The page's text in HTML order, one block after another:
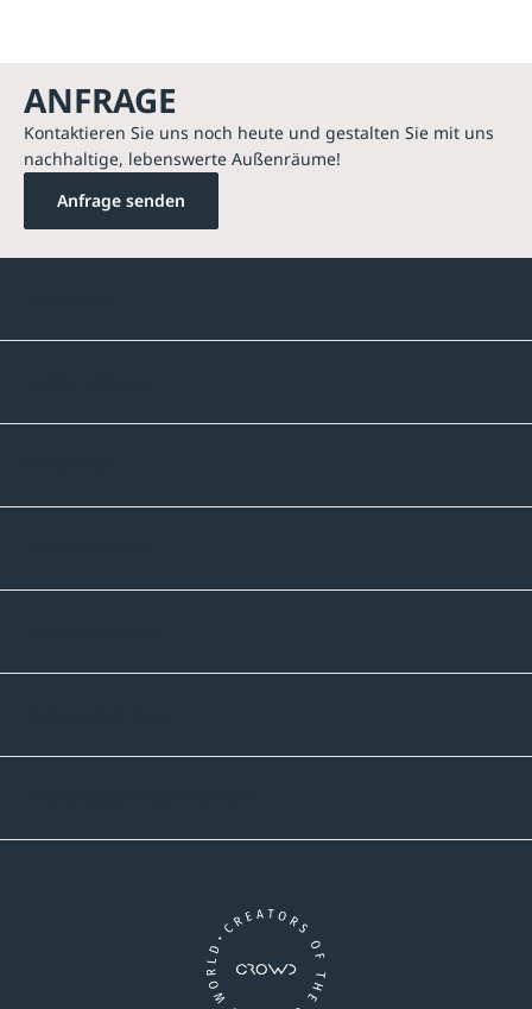
ANFRAGE
Kontaktieren Sie uns noch heute und gestalten Sie mit uns
nachhaltige, lebenswerte Außenräume!
Anfrage senden